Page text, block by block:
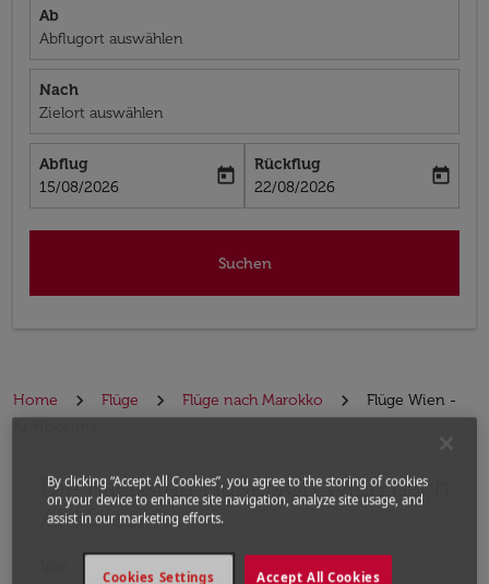
Ab
Abflugort auswählen
Nach
Zielort auswählen
Abflug
fc-booking-departure-date-aria-label
15/08/2026
today
Rückflug
fc-booking-return-date-aria-label
22/08/2026
today
Suchen
Home Flüge Flüge nach Marokko
Flüge Wien -
Die nächsten Flüge von Wien nach
Al-Hoceima
Bitte ändern Sie Ihre gewünschte Route (Abflugort
By clicking “Accept All Cookies”, you agree to the storing of cookies
on your device to enhance site navigation, analyze site usage, and
assist in our marketing efforts.
Accept All Cookies
Cookies Settings